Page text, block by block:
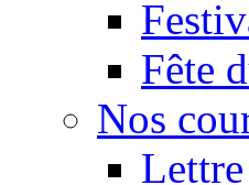
Fête
Nos